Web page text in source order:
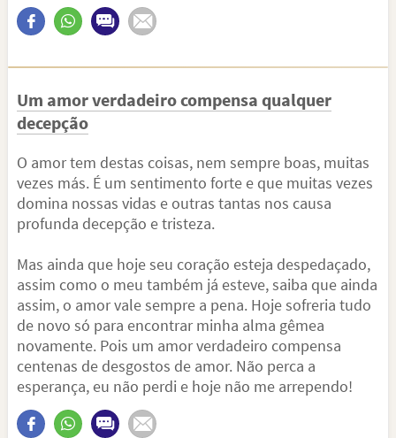
Um amor verdadeiro compensa qualquer
decepção
O amor tem destas coisas, nem sempre boas, muitas
vezes más. É um sentimento forte e que muitas vezes
domina nossas vidas e outras tantas nos causa
profunda decepção e tristeza.
Mas ainda que hoje seu coração esteja despedaçado,
assim como o meu também já esteve, saiba que ainda
assim, o amor vale sempre a pena. Hoje sofreria tudo
de novo só para encontrar minha alma gêmea
novamente. Pois um amor verdadeiro compensa
centenas de desgostos de amor. Não perca a
esperança, eu não perdi e hoje não me arrependo!